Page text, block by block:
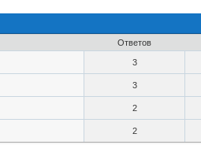
Ответов
3
3
2
2